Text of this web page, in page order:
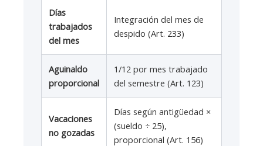
Días
trabajados
del mes
Integración del mes de
despido (Art. 233)
Aguinaldo
proporcional
1/12 por mes trabajado
del semestre (Art. 123)
Vacaciones
no gozadas
Días según antigüedad ×
(sueldo ÷ 25),
proporcional (Art. 156)